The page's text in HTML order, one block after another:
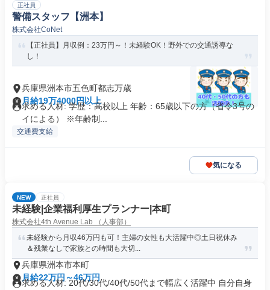
正社員
警備スタッフ【洲本】
株式会社CoNet
【正社員】月収例：23万円～！未経験OK！野外での交通誘導な
し！
兵庫県洲本市五色町都志万歳
月給19万4000円以上
求める人材: 学歴：高校以上 年齢：65歳以下の方（省令3号の
イによる） ※年齢制...
交通費支給
気になる
NEW 正社員
未経験|企業福利厚生プランナー|本町
株式会社4th Avenue Lab （人事部）
未経験から月収46万円も可！主婦の女性も大活躍中◎土日祝休み
＆残業なしで家族との時間も大切...
兵庫県洲本市本町
月給22万円～46万円
求める人材: 20代/30代/40代/50代まで幅広く活躍中 自分自身